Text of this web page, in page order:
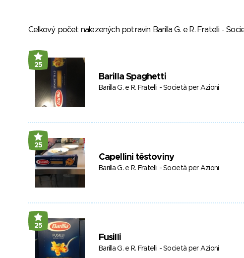
Celkový počet nalezených potravin Barilla G. e R. Fratelli -
25
Barilla Spaghetti
Barilla G. e R. Fratelli - Società per Azioni
25
Capellini těstoviny
Barilla G. e R. Fratelli - Società per Azioni
25
Fusilli
Barilla G. e R. Fratelli - Società per Azioni